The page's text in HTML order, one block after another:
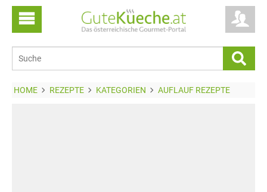
HOME REZEPTE KATEGORIEN AUFLAUF REZEPTE